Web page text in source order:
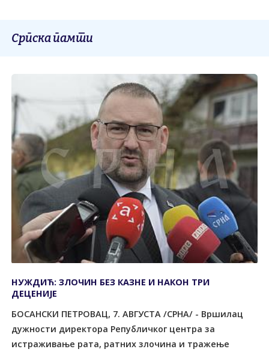
Српска памти
НУЖДИЋ: ЗЛОЧИН БЕЗ КАЗНЕ И НАКОН ТРИ
ДЕЦЕНИЈЕ
БОСАНСКИ ПЕТРОВАЦ, 7. АВГУСТА /СРНА/ - Вршилац
дужности директора Републичког центра за
истраживање рата, ратних злочина и тражење